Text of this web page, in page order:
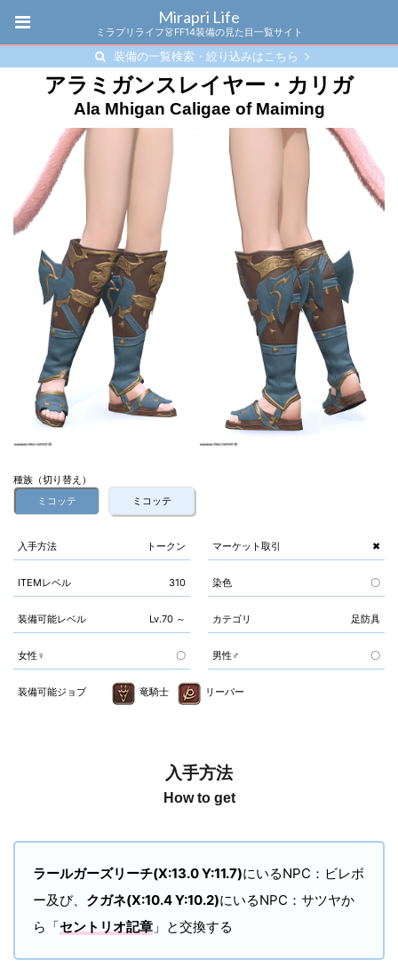
Mirapri Life
ミラプリライフ👗FF14装備の見た目一覧サイト
装備の一覧検索・絞り込みはこちら
アラミガンスレイヤー・カリガ
Ala Mhigan Caligae of Maiming
種族（切り替え）
ミコッテ
ミコッテ
入手方法 トークン マーケット取引 ✖
ITEMレベル 310 染色 〇
装備可能レベル Lv.70 ～ カテゴリ 足防具
女性♀ 〇 男性♂ 〇
装備可能ジョブ 竜騎士 リーパー
入手方法
How to get
ラールガーズリーチ(X:13.0 Y:11.7)にいるNPC：ビレボ
ー及び、 クガネ(X:10.4 Y:10.2)にいるNPC：サツヤか
ら「セントリオ記章 」と交換する